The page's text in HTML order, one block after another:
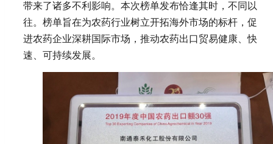
带来了诸多不利影响。本次榜单发布恰逢其时，不同以
往。榜单旨在为农药行业树立开拓海外市场的标杆，促
进农药企业深耕国际市场，推动农药出口贸易健康、快
速、可持续发展。